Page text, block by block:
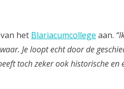
het Blariacumcollege aan.
Je loopt echt door de
toch zeker ook historische en